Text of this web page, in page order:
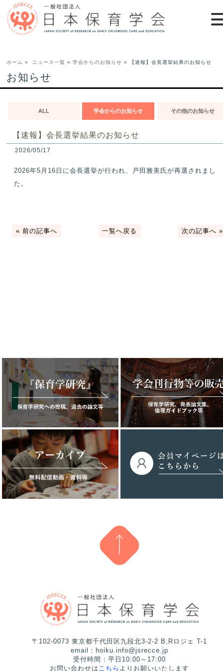
ホーム » ニュース一覧 »学会からのお知らせ » 【速報】会長選挙結果のお知らせ
お知らせ
ALL 学会からのお知らせ その他のお知らせ
【速報】会長選挙結果のお知らせ
2026/05/17
2026年5 月 16 日に会長選挙が行われ、 戸田雅美氏が再選されまし
た。
«前の記事へ 一覧へ戻る 次の記事へ »
〒102-0073 東京都千代田区九段北3-2-2 B,Rロジェ T-1
email：hoiku.info@jsrecce.jp
受付時間：平日10:00～17:00
お問い合わせは こちら よりお願いいたします